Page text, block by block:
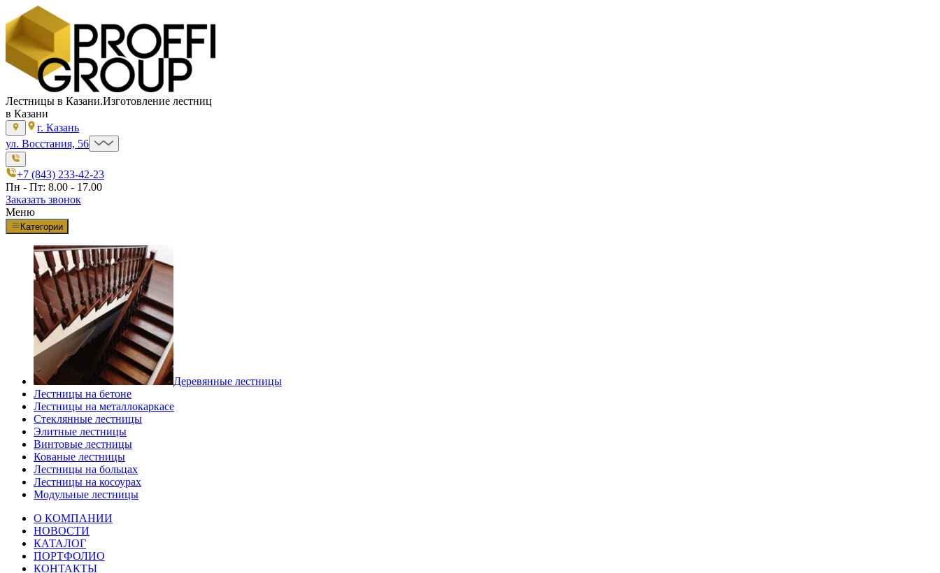
Лестницы в Казани.Изготовление лестниц
в Казани
г. Казань
ул. Восстания, 56
+7 (843) 233-42-23
Пн - Пт: 8.00 - 17.00
Заказать звонок
Меню
Категории
Деревянные лестницы
Лестницы на бетоне
Лестницы на металлокаркасе
Стеклянные лестницы
Элитные лестницы
Винтовые лестницы
Кованые лестницы
Лестницы на больцах
Лестницы на косоурах
Модульные лестницы
О КОМПАНИИ
НОВОСТИ
КАТАЛОГ
ПОРТФОЛИО
КОНТАКТЫ